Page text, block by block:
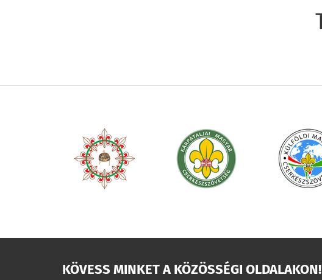
KÖVESS MINKET A KÖZÖSSÉGI OLDALAKON!